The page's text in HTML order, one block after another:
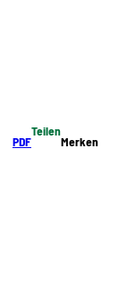
PDF
Teilen
Merken